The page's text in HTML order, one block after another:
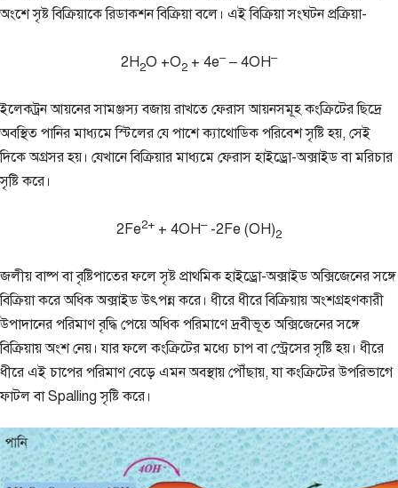
অংশে সৃষ্ট বিক্রিয়াকে রিডাকশন বিক্রিয়া বলে। এই বিক্রিয়া সংঘটন প্রক্রিয়া-
2H2O +O2 + 4e–– 4OH–
ইলেকট্রন আয়নের সামঞ্জস্য বজায় রাখতে ফেরাস আয়নসমূহ কংক্রিটের ছিদ্রে
অবস্থিত পানির মাধ্যমে স্টিলের যে পাশে ক্যাথোডিক পরিবেশ সৃষ্টি হয়, সেই
দিকে অগ্রসর হয়। যেখানে বিক্রিয়ার মাধ্যমে ফেরাস হাইড্রো-অক্সাইড বা মরিচার
সৃষ্টি করে।
2Fe2+ + 4OH–-2Fe (OH)2
জলীয় বাষ্প বা বৃষ্টিপাতের ফলে সৃষ্ট প্রাথমিক হাইড্রো-অক্সাইড অক্সিজেনের সঙ্গে
বিক্রিয়া করে অধিক অক্সাইড উৎপন্ন করে। ধীরে ধীরে বিক্রিয়ায় অংশগ্রহণকারী
উপাদানের পরিমাণ বৃদ্ধি পেয়ে অধিক পরিমাণে দ্রবীভূত অক্সিজেনের সঙ্গে
বিক্রিয়ায় অংশ নেয়। যার ফলে কংক্রিটের মধ্যে চাপ বা স্ট্রেসের সৃষ্টি হয়। ধীরে
ধীরে এই চাপের পরিমাণ বেড়ে এমন অবস্থায় পৌঁছায়, যা কংক্রিটের উপরিভাগে
ফাটল বা Spalling সৃষ্টি করে।